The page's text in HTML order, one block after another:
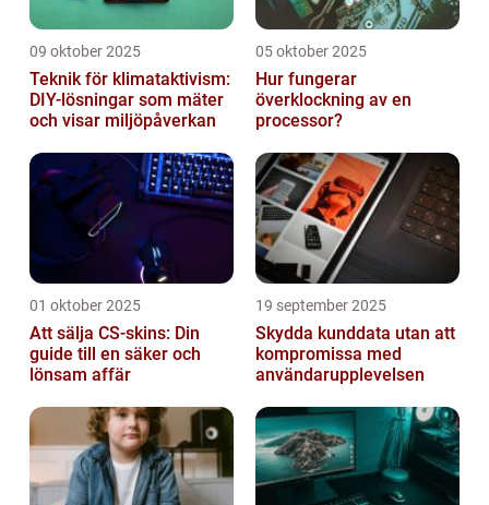
09 oktober 2025
Teknik för klimataktivism:
DIY-lösningar som mäter
och visar miljöpåverkan
05 oktober 2025
Hur fungerar
överklockning av en
processor?
01 oktober 2025
Att sälja CS-skins: Din
guide till en säker och
lönsam affär
19 september 2025
Skydda kunddata utan att
kompromissa med
användarupplevelsen